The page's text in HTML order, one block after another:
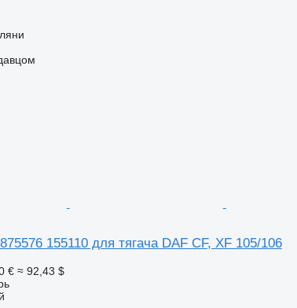
155110 для тягача DAF CF, XF 105/106
€ ≈ 92,43 $